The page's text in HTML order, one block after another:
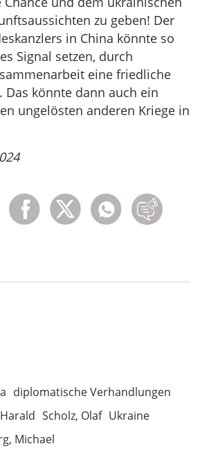
zu geben! Der
in China könnte so
Signal setzen, durch
eine friedliche
Das könnte dann auch ein
ungelösten anderen Kriege in
diplomatische Verhandlungen
Scholz, Olaf Ukraine
Michael